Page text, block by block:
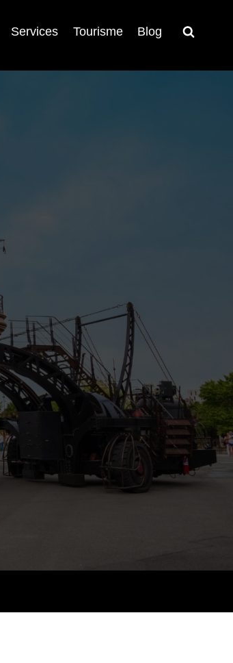
Services Tourisme Blog